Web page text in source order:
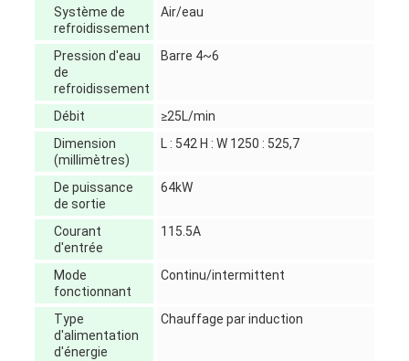
Système de
refroidissement
Air/eau
Pression d'eau
de
refroidissement
Barre 4~6
Débit
≥25L/min
Dimension
(millimètres)
L : 542 H : W 1250 : 525,7
De puissance
de sortie
64kW
Courant
d'entrée
115.5A
Mode
fonctionnant
Continu/intermittent
Type
d'alimentation
d'énergie
Chauffage par induction